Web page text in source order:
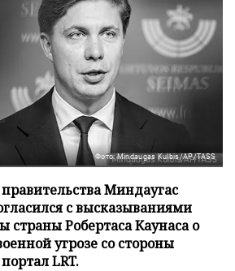
Фото: Mindaugas Kulbis/AP/TASS
Миндаугас
с высказываниями
страны Робертаса Каунаса о
угрозе со стороны
LRT.